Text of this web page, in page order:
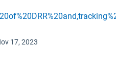
17, 2023